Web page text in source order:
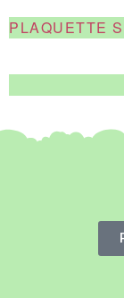
PLAQUETTE